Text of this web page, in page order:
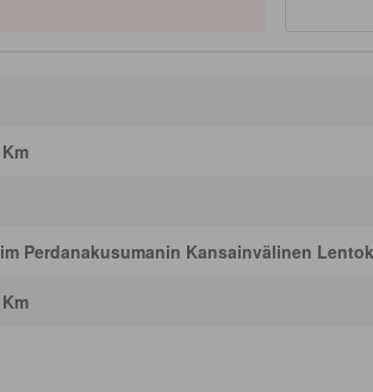
Perdanakusumanin Kansainvälinen